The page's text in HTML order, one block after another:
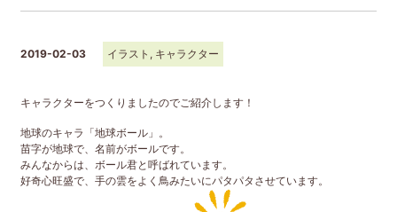
2019-02-03 イラスト , キャラクター
キャラクターをつくりましたのでご紹介します！
地球のキャラ「地球ボール」。
苗字が地球で、名前がボールです。
みんなからは、ボール君と呼ばれています。
好奇心旺盛で、手の雲をよく鳥みたいにパタパタさせています。